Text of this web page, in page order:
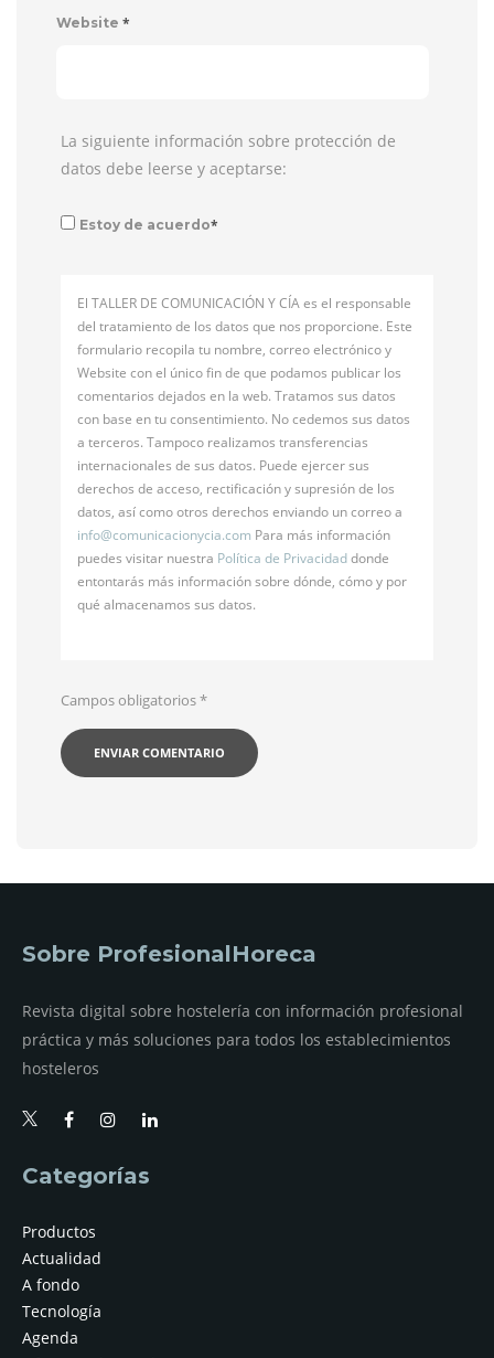
Website *
La siguiente información sobre protección de
datos debe leerse y aceptarse:
Estoy de acuerdo*
El TALLER DE COMUNICACIÓN Y CÍA es el responsable
del tratamiento de los datos que nos proporcione. Este
formulario recopila tu nombre, correo electrónico y
Website con el único fin de que podamos publicar los
comentarios dejados en la web. Tratamos sus datos
con base en tu consentimiento. No cedemos sus datos
a terceros. Tampoco realizamos transferencias
internacionales de sus datos. Puede ejercer sus
derechos de acceso, rectificación y supresión de los
datos, así como otros derechos enviando un correo a
info@comunicacionycia.com Para más información
puedes visitar nuestra Política de Privacidaddonde
entontarás más información sobre dónde, cómo y por
qué almacenamos sus datos.
Campos obligatorios*
Sobre ProfesionalHoreca
Revista digital sobre hostelería con información profesional
práctica y más soluciones para todos los establecimientos
hosteleros
Categorías
Productos
Actualidad
A fondo
Tecnología
Agenda